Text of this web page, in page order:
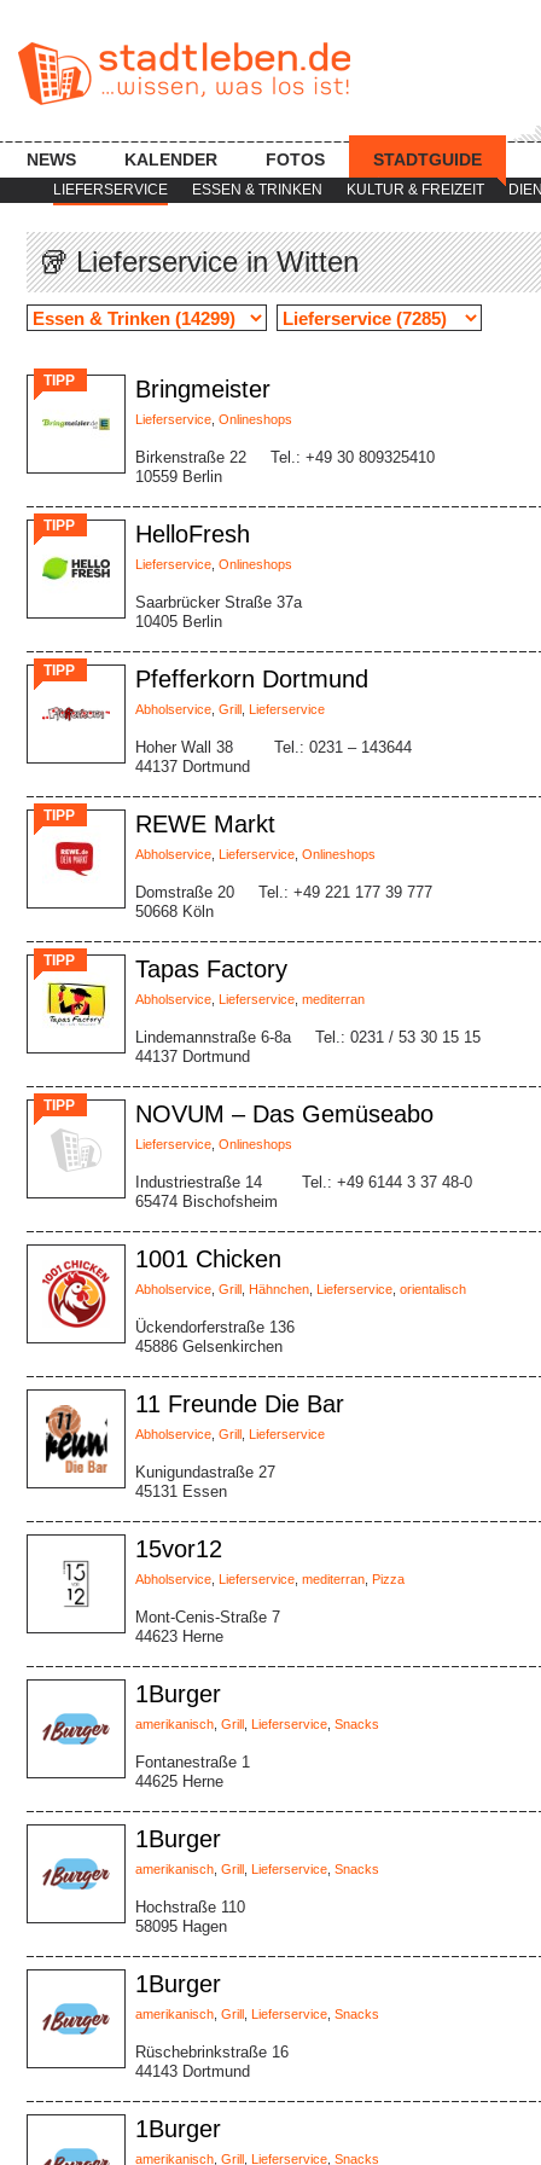
LIEFERSERVICE ESSEN & TRINKEN KULTUR & FREIZEIT
NEWS KALENDER FOTOS STADTGUIDE
🥡 Lieferservice in Witten
TIPP Bringmeister
Lieferservice Onlineshops
Birkenstraße 22
10559 Berlin
Tel.: +49 30 809325410
TIPP HelloFresh
Lieferservice Onlineshops
Saarbrücker Straße 37a
10405 Berlin
TIPP Pfefferkorn Dortmund
Abholservice Grill Lieferservice
Hoher Wall 38
44137 Dortmund
Tel.: 0231 – 143644
TIPP REWE Markt
Abholservice Lieferservice Onlineshops
Domstraße 20
50668 Köln
Tel.: +49 221 177 39 777
TIPP Tapas Factory
Abholservice Lieferservice mediterran
Lindemannstraße 6-8a
44137 Dortmund
Tel.: 0231 / 53 30 15 15
TIPP NOVUM – Das Gemüseabo
Lieferservice Onlineshops
Industriestraße 14
65474 Bischofsheim
Tel.: +49 6144 3 37 48-0
1001 Chicken
Abholservice Grill Hähnchen Lieferservice orientalisch
Ückendorferstraße 136
45886 Gelsenkirchen
11 Freunde Die Bar
Abholservice Grill Lieferservice
Kunigundastraße 27
45131 Essen
15vor12
Abholservice Lieferservice mediterran Pizza
Mont-Cenis-Straße 7
44623 Herne
1Burger
amerikanisch Grill Lieferservice Snacks
Fontanestraße 1
44625 Herne
1Burger
amerikanisch Grill Lieferservice Snacks
Hochstraße 110
58095 Hagen
1Burger
amerikanisch Grill Lieferservice Snacks
Rüschebrinkstraße 16
44143 Dortmund
1Burger
amerikanisch Grill Lieferservice Snacks